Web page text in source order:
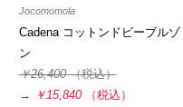
Jocomomola
Cadena コットンドビーブルゾ
ン
￥26,400（税込）
→
￥15,840
（税込）